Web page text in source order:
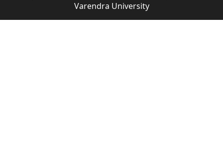
Varendra University